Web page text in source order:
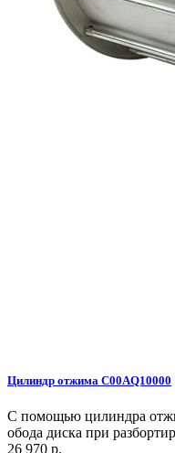
Цилиндр отжима C00AQ10000
С помощью цилиндра
обода диска при
26 970 р.